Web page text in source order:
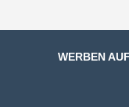
WERBEN